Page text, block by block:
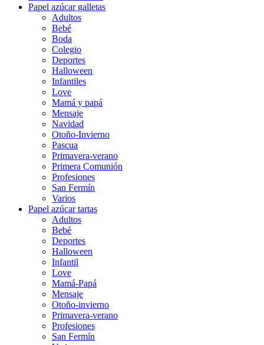
Papel azúcar galletas
Adultos
Bebé
Boda
Colegio
Deportes
Halloween
Infantiles
Love
Mamá y papá
Mensaje
Navidad
Otoño-Invierno
Pascua
Primavera-verano
Primera Comunión
Profesiones
San Fermín
Varios
Papel azúcar tartas
Adultos
Bebé
Deportes
Halloween
Infantil
Love
Mamá-Papá
Mensaje
Otoño-invierno
Primavera-verano
Profesiones
San Fermín